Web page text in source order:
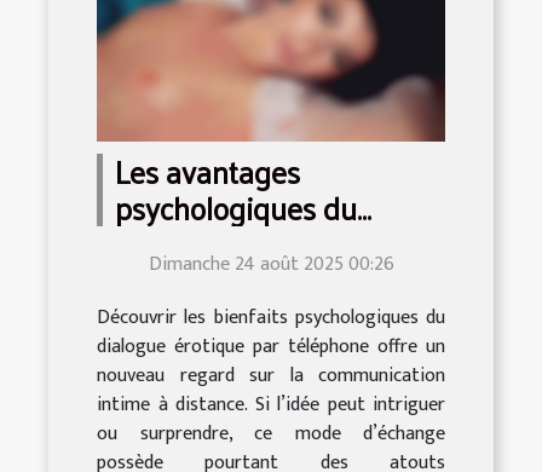
Les avantages
psychologiques du
dialogue érotique par
téléphone ?
Dimanche 24 août 2025 00:26
Découvrir les bienfaits psychologiques du
dialogue érotique par téléphone offre un
nouveau regard sur la communication
intime à distance. Si l’idée peut intriguer
ou surprendre, ce mode d’échange
possède pourtant des atouts